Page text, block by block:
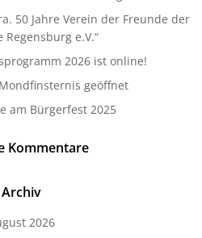
50 Jahre Verein der Freunde der
e.V.“
2026 ist online!
geöffnet
am Bürgerfest 2025
Kommentare
Archiv
2026